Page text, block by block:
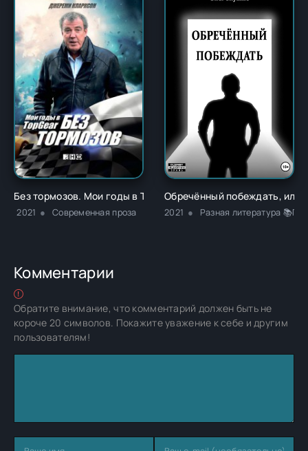
Без тормозов. Мои годы в Top Gear - Джереми Кларксон
2021 Современная проза
Обречённый побеждать, или
2021 Разная литература
Комментарии
Обратите внимание, что комментарий должен быть не
короче 20 символов. Покажите уважение к себе и другим
пользователям!